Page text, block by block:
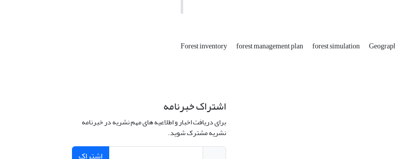
Forest inventory forest management plan forest simulation
اشتراک خبرنامه
برای دریافت اخبار و اطلاعیه های مهم نشریه در خبرنامه
نشریه مشترک شوید.